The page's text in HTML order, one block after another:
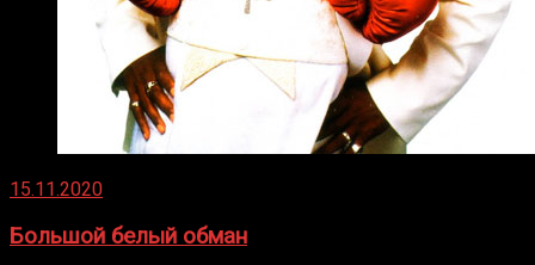
15.11.2020
Большой белый обман